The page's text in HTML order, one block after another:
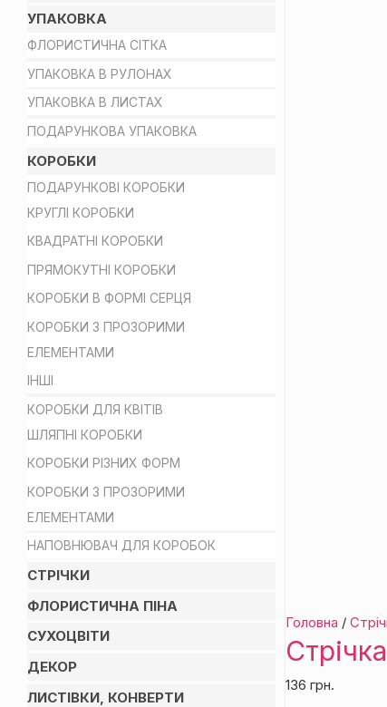
УПАКОВКА
ФЛОРИСТИЧНА СІТКА
УПАКОВКА В РУЛОНАХ
УПАКОВКА В ЛИСТАХ
ПОДАРУНКОВА УПАКОВКА
КОРОБКИ
ПОДАРУНКОВІ КОРОБКИ
КРУГЛІ КОРОБКИ
КВАДРАТНІ КОРОБКИ
ПРЯМОКУТНІ КОРОБКИ
КОРОБКИ В ФОРМІ СЕРЦЯ
КОРОБКИ З ПРОЗОРИМИ
ЕЛЕМЕНТАМИ
ІНШІ
КОРОБКИ ДЛЯ КВІТІВ
ШЛЯПНІ КОРОБКИ
КОРОБКИ РІЗНИХ ФОРМ
КОРОБКИ З ПРОЗОРИМИ
ЕЛЕМЕНТАМИ
НАПОВНЮВАЧ ДЛЯ КОРОБОК
СТРІЧКИ
ФЛОРИСТИЧНА ПІНА
СУХОЦВІТИ
ДЕКОР
ЛИСТІВКИ, КОНВЕРТИ
Головна /
136 грн.